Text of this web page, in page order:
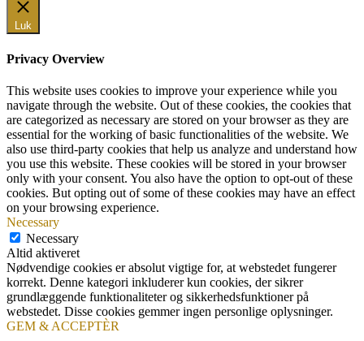
Luk
Privacy Overview
This website uses cookies to improve your experience while you
navigate through the website. Out of these cookies, the cookies that
are categorized as necessary are stored on your browser as they are
essential for the working of basic functionalities of the website. We
also use third-party cookies that help us analyze and understand how
you use this website. These cookies will be stored in your browser
only with your consent. You also have the option to opt-out of these
cookies. But opting out of some of these cookies may have an effect
on your browsing experience.
Necessary
Necessary
Altid aktiveret
Nødvendige cookies er absolut vigtige for, at webstedet fungerer
korrekt. Denne kategori inkluderer kun cookies, der sikrer
grundlæggende funktionaliteter og sikkerhedsfunktioner på
webstedet. Disse cookies gemmer ingen personlige oplysninger.
GEM & ACCEPTÈR